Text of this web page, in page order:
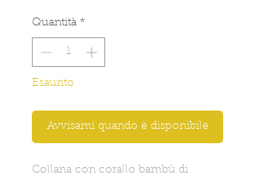
Quantità *
Esaurito
Avvisami quando è disponibile
Collana con corallo bambù di